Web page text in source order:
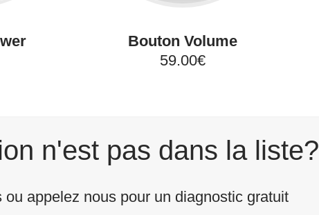
Bouton Volume
59.00€
n'est pas dans la liste?
ou appelez nous pour un diagnostic gratuit